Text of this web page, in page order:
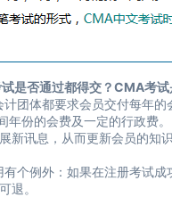
否通过都得交？CMA考试
体都要求会员交付每年的
份的会费及一定的行政费。
讯息，从而更新会员的知
例外：如果在注册考试成
退。